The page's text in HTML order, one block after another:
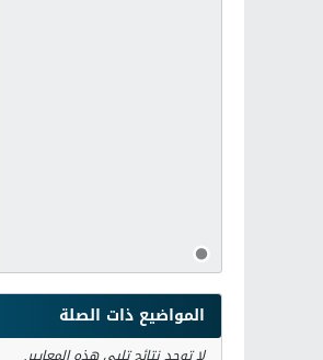
المواضيع ذات الصلة